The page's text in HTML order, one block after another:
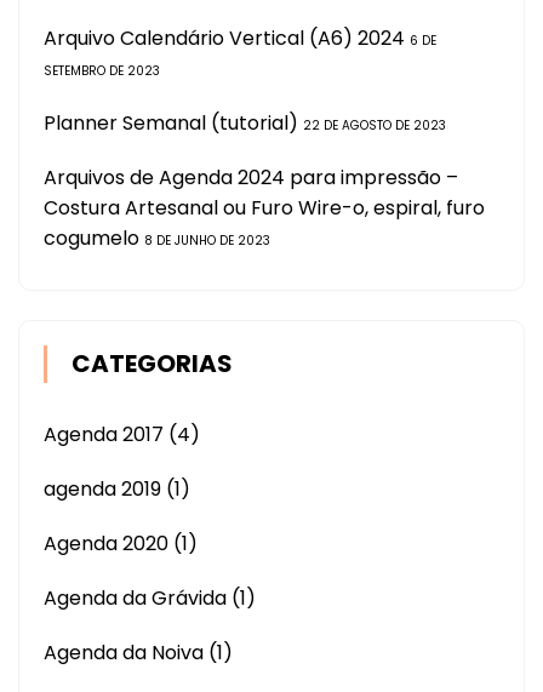
Arquivo Calendário Vertical (A6) 2024 6 DE
SETEMBRO DE 2023
Planner Semanal (tutorial) 22 DE AGOSTO DE 2023
Arquivos de Agenda 2024 para impressão –
Costura Artesanal ou Furo Wire-o, espiral, furo
cogumelo 8 DE JUNHO DE 2023
CATEGORIAS
Agenda 2017 (4)
agenda 2019 (1)
Agenda 2020 (1)
Agenda da Grávida (1)
Agenda da Noiva (1)